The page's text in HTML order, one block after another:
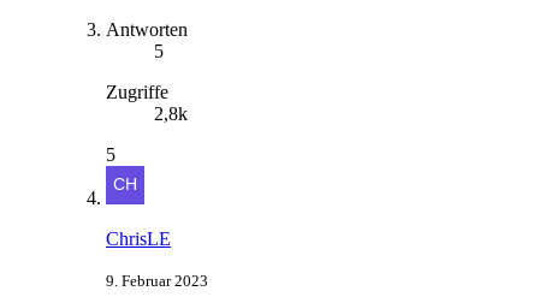
Antworten
5
Zugriffe
2,8k
5
ChrisLE
9. Februar 2023